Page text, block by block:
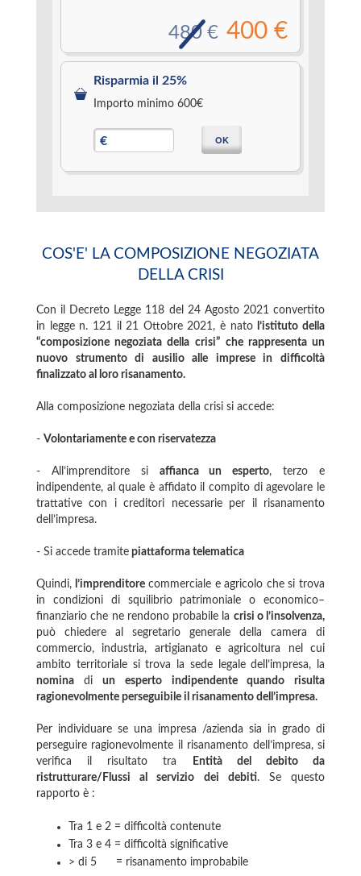
400 €
480 €
Risparmia il 25%
Importo minimo 600€
€ OK
COS'E' LA COMPOSIZIONE NEGOZIATA
DELLA CRISI
Con il Decreto Legge 118 del 24 Agosto 2021 convertito
in legge n. 121 il 21 Ottobre 2021, è nato l’istituto della
“composizione negoziata della crisi” che rappresenta un
nuovo strumento di ausilio alle imprese in difficoltà
finalizzato al loro risanamento.
Alla composizione negoziata della crisi si accede:
- Volontariamente e con riservatezza
- All’imprenditore si affianca un esperto, terzo e
indipendente, al quale è affidato il compito di agevolare le
trattative con i creditori necessarie per il risanamento
dell’impresa.
- Si accede tramite piattaforma telematica
Quindi, l’imprenditorecommerciale e agricolo che si trova
in condizioni di squilibrio patrimoniale o economico–
finanziario che ne rendono probabile la crisi o l’insolvenza,
può chiedere al segretario generale della camera di
commercio, industria, artigianato e agricoltura nel cui
ambito territoriale si trova la sede legale dell’impresa, la
nomina diun esperto indipendente quando risulta
ragionevolmente perseguibile il risanamento dell’impresa.
Per individuare se una impresa /azienda sia in grado di
perseguire ragionevolmente il risanamento dell’impresa, si
verifica il risultato tra
Entità del debito da
ristrutturare/Flussi al servizio dei debiti. Se questo
rapporto è :
Tra 1 e 2 = difficoltà contenute
Tra 3 e 4 = difficoltà significative
> di 5 = risanamento improbabile